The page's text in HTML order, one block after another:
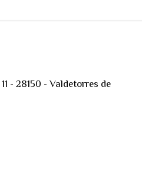
- 28150 - Valdetorres de